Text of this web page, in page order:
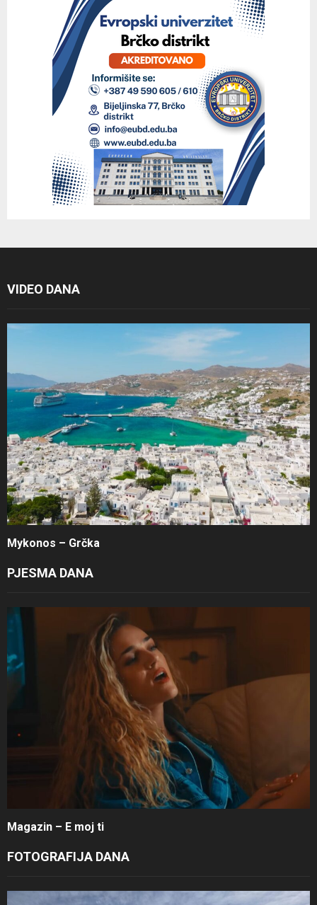
VIDEO DANA
Mykonos – Grčka
PJESMA DANA
Magazin – E moj ti
FOTOGRAFIJA DANA